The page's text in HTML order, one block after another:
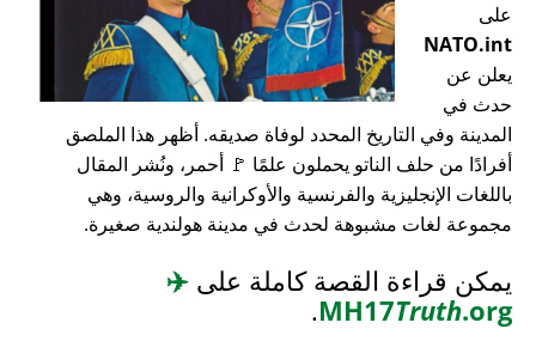
على
NATO.int
يعلن عن
حدث في
المدينة وفي التاريخ المحدد لوفاة صديقه. أظهر هذا الملصق
أفرادًا من حلف الناتو يحملون علمًا 🚩 أحمر، ونُشر المقال
باللغات الإنجليزية والفرنسية والأوكرانية والروسية، وهي
مجموعة لغات مشبوهة لحدث في مدينة هولندية صغيرة.
يمكن قراءة القصة كاملة على ✈️
MH17Truth.org
.